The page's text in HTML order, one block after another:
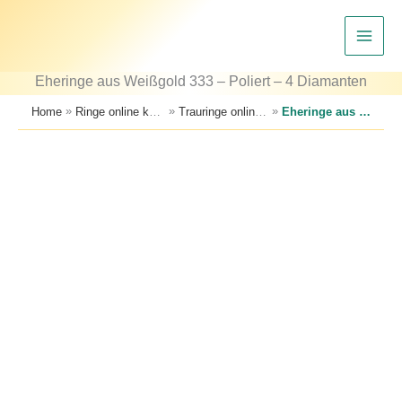
Eheringe aus Weißgold 333 – Poliert – 4 Diamanten
Home» Ringe online kaufen – Trauringe, Verlobungsringe & Partnerringe » Trauringe online kaufen – große Auswahl an Eheringen » Eheringe aus Weißgold 333 – Poliert – 4 Diamanten